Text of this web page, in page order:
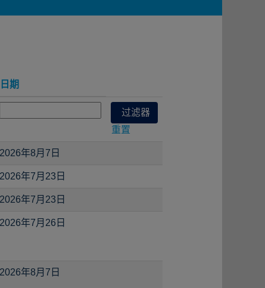
日期
重置
2026年8月7日
2026年7月23日
2026年7月23日
2026年7月26日
2026年8月7日